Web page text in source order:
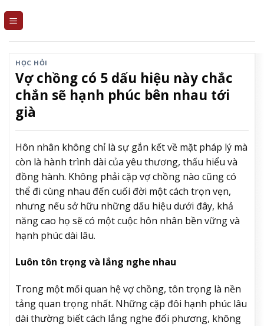
HỌC HỎI
Vợ chồng có 5 dấu hiệu này chắc
chắn sẽ hạnh phúc bên nhau tới
già
Hôn nhân không chỉ là sự gắn kết về mặt pháp lý mà
còn là hành trình dài của yêu thương, thấu hiểu và
đồng hành. Không phải cặp vợ chồng nào cũng có
thể đi cùng nhau đến cuối đời một cách trọn vẹn,
nhưng nếu sở hữu những dấu hiệu dưới đây, khả
năng cao họ sẽ có một cuộc hôn nhân bền vững và
hạnh phúc dài lâu.
Luôn tôn trọng và lắng nghe nhau
Trong một mối quan hệ vợ chồng, tôn trọng là nền
tảng quan trọng nhất. Những cặp đôi hạnh phúc lâu
dài thường biết cách lắng nghe đối phương, không